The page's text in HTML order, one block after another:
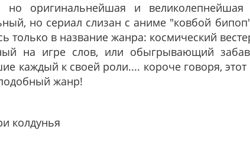
но оригинальнейшая и великолепнейшая
но сериал слизан с аниме "ковбой
только в название жанра: космический
на игре слов, или обыгрывающий
каждый к своей роли.... короче говоря,
жанр!
колдунья